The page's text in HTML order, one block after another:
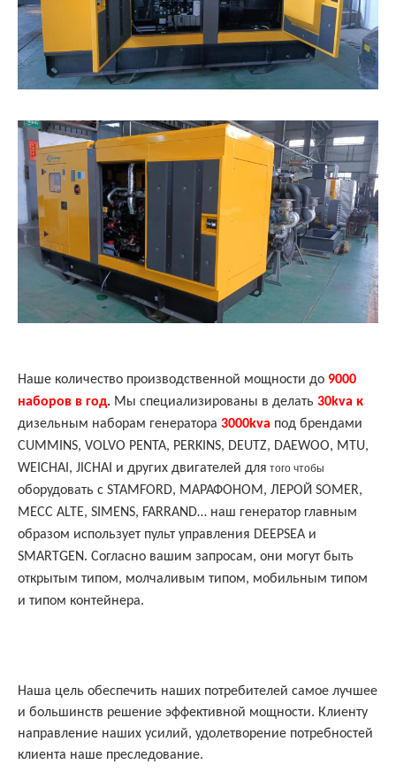
Наше количество производственной мощности до 9000
наборов в год. Мы специализированы в делать 30kva к
дизельным наборам генератора 3000kva под брендами
CUMMINS, VOLVO PENTA, PERKINS, DEUTZ, DAEWOO, MTU,
WEICHAI, JICHAI и других двигателей для того чтобы
оборудовать с STAMFORD, МАРАФОНОМ, ЛЕРОЙ SOMER,
MECC ALTE, SIMENS, FARRAND… наш генератор главным
образом использует пульт управления DEEPSEA и
SMARTGEN. Согласно вашим запросам, они могут быть
открытым типом, молчаливым типом, мобильным типом
и типом контейнера.
Наша цель обеспечить наших потребителей самое лучшее
и большинств решение эффективной мощности. Клиенту
направление наших усилий, удолетворение потребностей
клиента наше преследование.